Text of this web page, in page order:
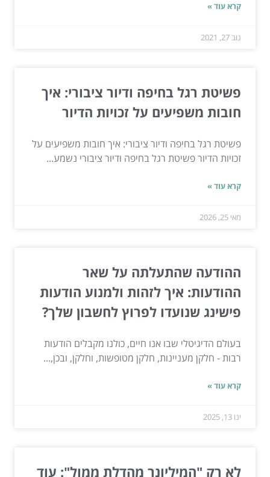
קרא עוד »
נוב 27, 2021
פשיטת רגל בחיפה ודיור ציבורי: איך
חובות משפיעים על זכויות הדיור
פשיטת רגל בחיפה ודיור ציבורי: איך חובות משפיעים על
זכויות הדיור פשיטת רגל בחיפה ודיור ציבורי נשמע...
קרא עוד »
מאי 25, 2026
ההודעה שהתעלתה על שאר
ההודעות: איך לזהות ולמנוע הודעות
פישינג שנועדו לפרוץ לחשבון שלך?
בעולם הדיגיטלי שבו אנו חיים, כולנו מקבלים הודעות
רבות - חלקן מעניינות, חלקן מטופשות, וחלקן, ובכן,...
קרא עוד »
ינו 13, 2025
לא רק "המיליונר מהדלת ממול": עוד